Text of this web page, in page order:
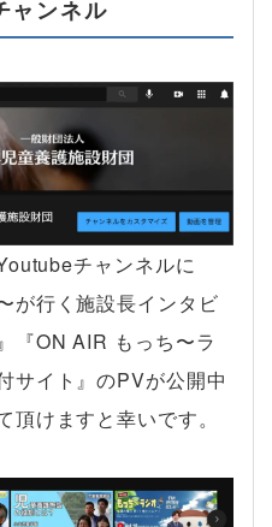
ャンネル
チャンネルに
が行く施設長インタビ
『ON AIR もっち〜ラ
サイト』のPVが公開中
けますと幸いです。